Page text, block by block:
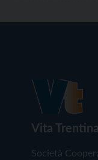
Vita
Società